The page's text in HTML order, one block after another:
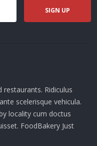
Ridiculus
scelerisque vehicula.
locality cum doctus
FoodBakery Just